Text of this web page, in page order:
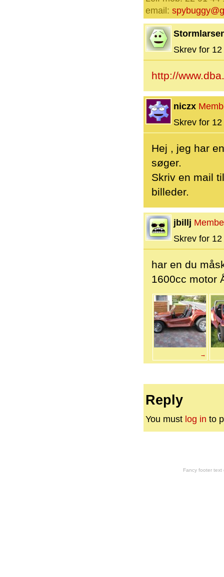
email:
Skrev for
http://
niczx
Skrev for
Hej , jeg har
søger.
Skriv en mail
billeder.
jbillj
Skrev for
har en du
1600cc motor
→
Reply
You must log in to
Fancy footer